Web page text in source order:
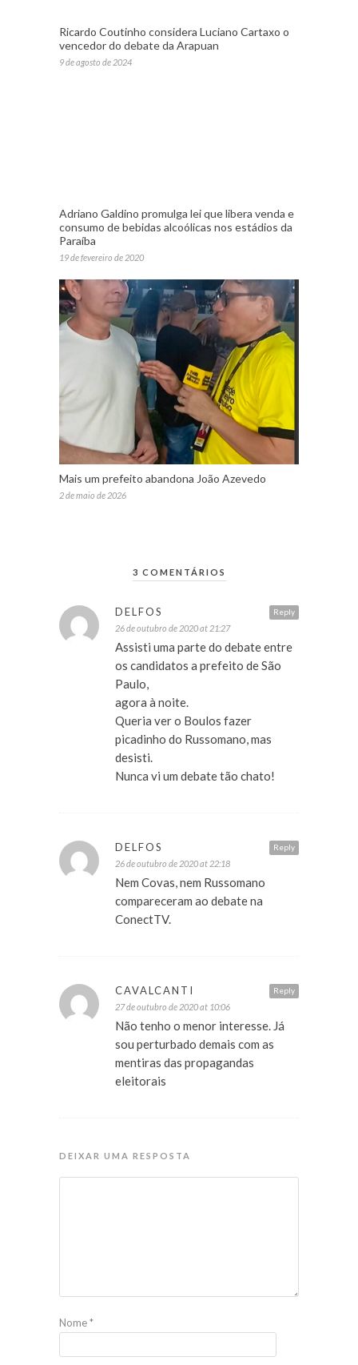
Ricardo Coutinho considera Luciano Cartaxo o
vencedor do debate da Arapuan
9 de agosto de 2024
Adriano Galdino promulga lei que libera venda e
consumo de bebidas alcoólicas nos estádios da
Paraíba
19 de fevereiro de 2020
Mais um prefeito abandona João Azevedo
2 de maio de 2026
3 COMENTÁRIOS
Reply
DELFOS
26 de outubro de 2020 at 21:27
Assisti uma parte do debate entre
os candidatos a prefeito de São
Paulo,
agora à noite.
Queria ver o Boulos fazer
picadinho do Russomano, mas
desisti.
Nunca vi um debate tão chato!
Reply
DELFOS
26 de outubro de 2020 at 22:18
Nem Covas, nem Russomano
compareceram ao debate na
ConectTV.
Reply
CAVALCANTI
27 de outubro de 2020 at 10:06
Não tenho o menor interesse. Já
sou perturbado demais com as
mentiras das propagandas
eleitorais
DEIXAR UMA RESPOSTA
Nome*